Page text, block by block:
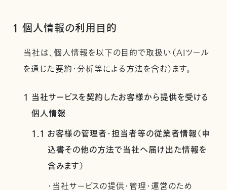
1 個人情報の利用目的
当社は、個人情報を以下の目的で取扱い（AIツール
を通じた要約・分析等による方法を含む）ます。
1 当社サービスを契約したお客様から提供を受ける
個人情報
1.1 お客様の管理者・担当者等の従業者情報（申
込書その他の方法で当社へ届け出た情報を
含みます）
・当社サービスの提供・管理・運営のため